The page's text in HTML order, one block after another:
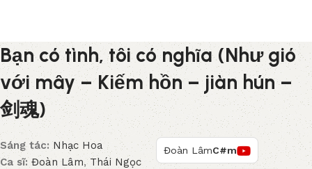
Bạn có tình, tôi có nghĩa (Như gió
với mây – Kiếm hồn – jiàn hún –
剑魂)
Sáng tác: Nhạc Hoa
Ca sĩ: Đoàn Lâm, Thái Ngọc
Đoàn LâmC#m